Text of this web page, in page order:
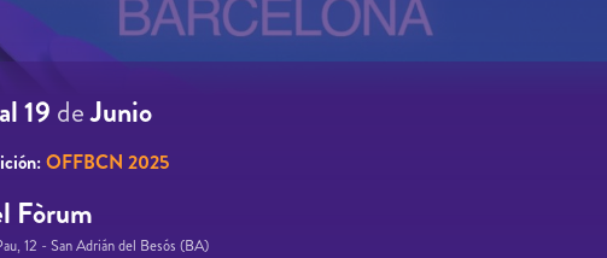
19 deJunio
OFFBCN 2025
Fòrum
12 - San Adrián del Besós (BA)